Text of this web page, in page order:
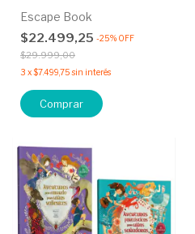
Escape Book
$22.499,25 -25% OFF
$29.999,00
3 x$7.499,75 sin interés
Comprar